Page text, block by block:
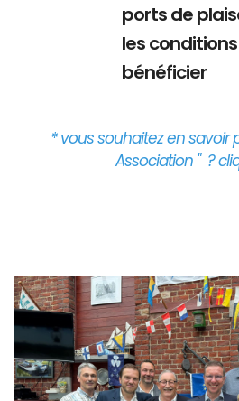
ports de
les
bénéficier
* vous souhaitez en savoir
Association " ?
Branding
ARMCHAIR